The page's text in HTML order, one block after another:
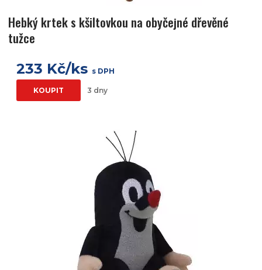
Hebký krtek s kšiltovkou na obyčejné dřevěné
tužce
233 Kč/ks s DPH
KOUPIT 3 dny